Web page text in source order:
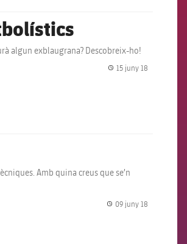
algun exblaugrana? Descobreix-ho!
15 juny 18
Amb quina creus que se’n
09 juny 18